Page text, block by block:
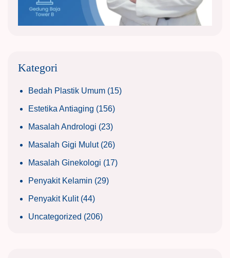
Kategori
Bedah Plastik Umum (15)
Estetika Antiaging (156)
Masalah Andrologi (23)
Masalah Gigi Mulut(26)
Masalah Ginekologi (17)
Penyakit Kelamin (29)
Penyakit Kulit(44)
Uncategorized (206)